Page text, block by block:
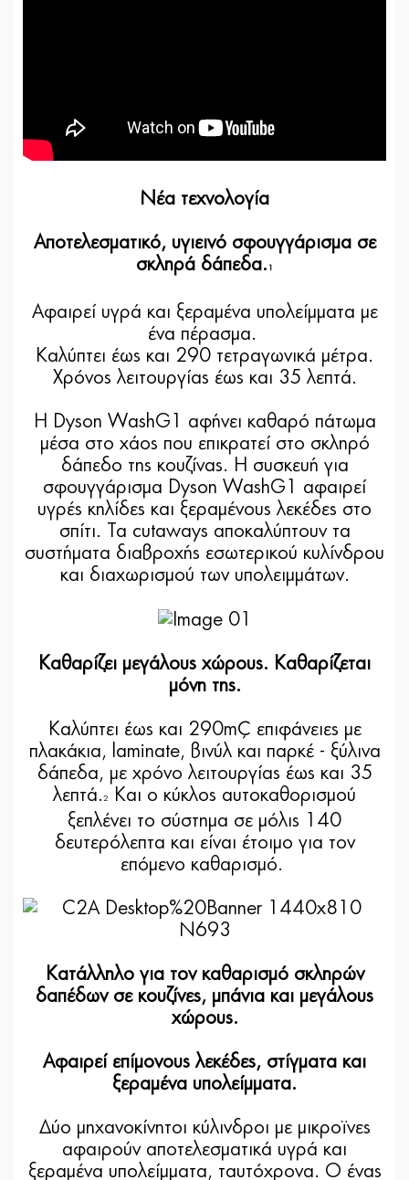
Νέα τεχνολογία
Αποτελεσματικό, υγιεινό σφουγγάρισμα σε
σκληρά δάπεδα. 1
Αφαιρεί υγρά και ξεραμένα υπολείμματα με
ένα πέρασμα.
Καλύπτει έως και 290 τετραγωνικά μέτρα.
Χρόνος λειτουργίας έως και 35 λεπτά.
Η Dyson WashG1 αφήνει καθαρό πάτωμα
μέσα στο χάος που επικρατεί στο σκληρό
δάπεδο της κουζίνας. Η συσκευή για
σφουγγάρισμα Dyson WashG1 αφαιρεί
υγρές κηλίδες και ξεραμένους λεκέδες στο
σπίτι. Τα cutaways αποκαλύπτουν τα
συστήματα διαβροχής εσωτερικού κυλίνδρου
και διαχωρισμού των υπολειμμάτων.
Καθαρίζει μεγάλους χώρους. Καθαρίζεται
μόνη της.
Καλύπτει έως και 290m² επιφάνειες με
πλακάκια, laminate, βινύλ και παρκέ - ξύλινα
δάπεδα, με χρόνο λειτουργίας έως και 35
λεπτά. 2
Και ο κύκλος αυτοκαθορισμού
ξεπλένει το σύστημα σε μόλις 140
δευτερόλεπτα και είναι έτοιμο για τον
επόμενο καθαρισμό.
Κατάλληλο για τον καθαρισμό σκληρών
δαπέδων σε κουζίνες, μπάνια και μεγάλους
χώρους.
Αφαιρεί επίμονους λεκέδες, στίγματα και
ξεραμένα υπολείμματα.
Δύο μηχανοκίνητοι κύλινδροι με μικροϊνες
αφαιρούν αποτελεσματικά υγρά και
ξεραμένα υπολείμματα, ταυτόχρονα. Ο ένας